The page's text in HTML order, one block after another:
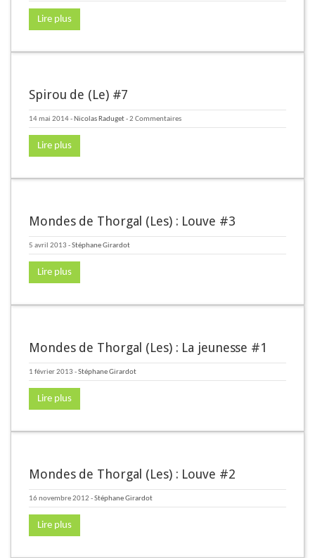
Lire plus
Spirou de (Le) #7
14 mai 2014- Nicolas Raduget- 2 Commentaires
Lire plus
Mondes de Thorgal (Les) : Louve #3
5 avril 2013 -Stéphane Girardot
Lire plus
Mondes de Thorgal (Les) : La jeunesse #1
1 février 2013 -Stéphane Girardot
Lire plus
Mondes de Thorgal (Les) : Louve #2
16 novembre 2012 -Stéphane Girardot
Lire plus